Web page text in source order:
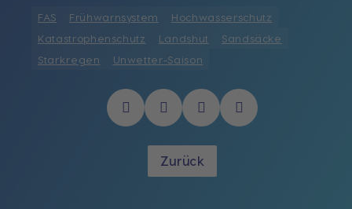
FAS Frühwarnsystem
Hochwasserschutz
Katastrophenschutz
Landshut
Sandsäcke
Starkregen
Unwetter-Saison
Zurück